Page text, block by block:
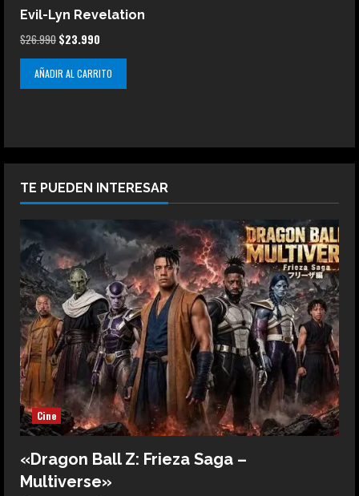
Evil-Lyn Revelation
$26.990 El
precio
original
era:
$23.990
precio
actual
es:
AÑADIR AL CARRITO
TE PUEDEN INTERESAR
Cine
«Dragon Ball Z: Frieza Saga –
Multiverse»